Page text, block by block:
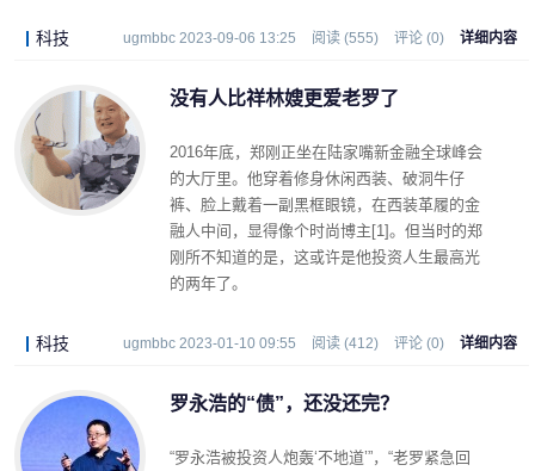
科技 ugmbbc 2023-09-06 13:25 阅读 (555) 评论 (0) 详细内容
没有人比祥林嫂更爱老罗了
2016年底，郑刚正坐在陆家嘴新金融全球峰会
的大厅里。他穿着修身休闲西装、破洞牛仔
裤、脸上戴着一副黑框眼镜，在西装革履的金
融人中间，显得像个时尚博主[1]。但当时的郑
刚所不知道的是，这或许是他投资人生最高光
的两年了。
科技 ugmbbc 2023-01-10 09:55 阅读 (412) 评论 (0) 详细内容
罗永浩的“债”，还没还完？
“罗永浩被投资人炮轰‘不地道’”，“老罗紧急回